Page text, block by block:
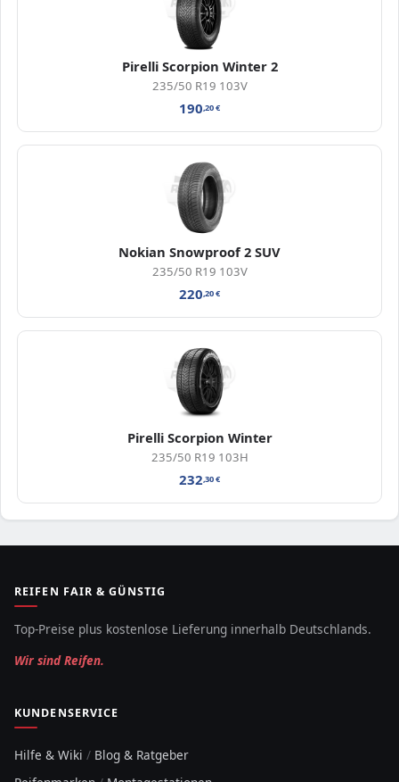
Pirelli Scorpion Winter 2
235/50 R19 103V
190,20€
Nokian Snowproof 2 SUV
235/50 R19 103V
220,20€
Pirelli Scorpion Winter
235/50 R19 103H
232,30€
REIFEN FAIR & GÜNSTIG
Top-Preise plus kostenlose Lieferung innerhalb Deutschlands.
Wir sind Reifen.
KUNDENSERVICE
Hilfe & Wiki / Blog & Ratgeber